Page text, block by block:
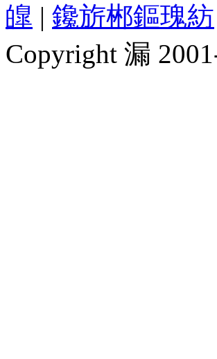
皥 | 鑱旂郴鏂瑰紡
Copyright 漏